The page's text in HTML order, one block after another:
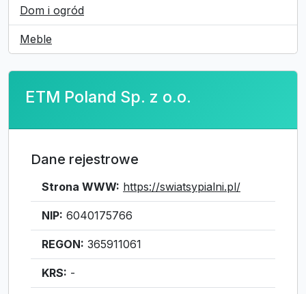
Dom i ogród
Meble
ETM Poland Sp. z o.o.
Dane rejestrowe
Strona WWW: https://swiatsypialni.pl/
NIP: 6040175766
REGON: 365911061
KRS: -